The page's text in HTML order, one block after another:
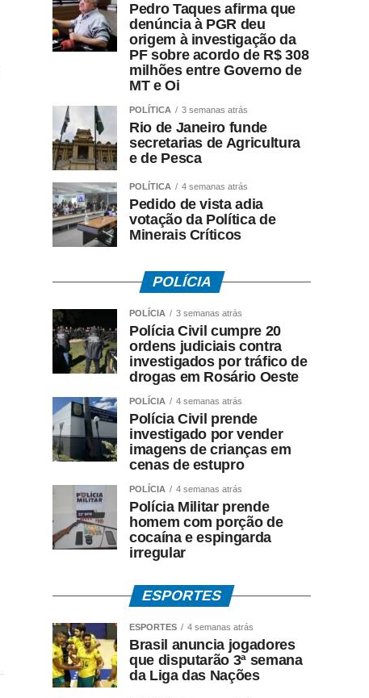
Pedro Taques afirma que
denúncia à PGR deu
origem à investigação da
PF sobre acordo de R$ 308
milhões entre Governo de
MT e Oi
POLÍTICA 3 semanas atrás
Rio de Janeiro funde
secretarias de Agricultura
e de Pesca
POLÍTICA 4 semanas atrás
Pedido de vista adia
votação da Política de
Minerais Críticos
POLÍCIA
POLÍCIA 3 semanas atrás
Polícia Civil cumpre 20
ordens judiciais contra
investigados por tráfico de
drogas em Rosário Oeste
POLÍCIA 4 semanas atrás
Polícia Civil prende
investigado por vender
imagens de crianças em
cenas de estupro
POLÍCIA 4 semanas atrás
Polícia Militar prende
homem com porção de
cocaína e espingarda
irregular
ESPORTES
ESPORTES 4 semanas atrás
Brasil anuncia jogadores
que disputarão 3ª semana
da Liga das Nações